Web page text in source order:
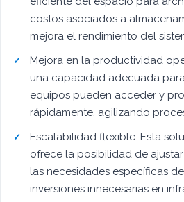
costos asociados a
mejora el rendimiento del
Mejora en la productividad
una capacidad adecuada
equipos pueden acceder y
rápidamente, agilizando
Escalabilidad flexible: Esta
ofrece la posibilidad de
las necesidades específicas
inversiones innecesarias en